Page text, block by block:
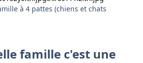
à 4 pattes (chiens et chats
famille c'est une